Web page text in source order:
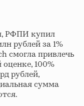
РФПИ купил
рублей за 1%
смогла привлечь
оценке, 100%
рублей,
сумма